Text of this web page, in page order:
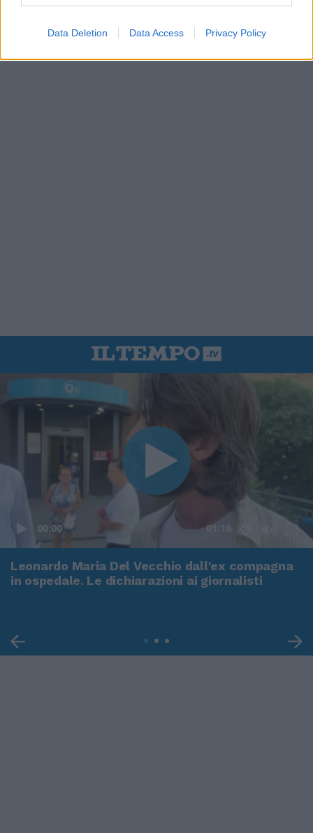
Data Deletion Data Access Privacy Policy
00:00
Leonardo Maria Del Vecchio dall'ex compagna
in ospedale. Le dichiarazioni ai giornalisti